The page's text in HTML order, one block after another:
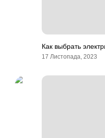
Как выбрать
17 Листопада, 2023